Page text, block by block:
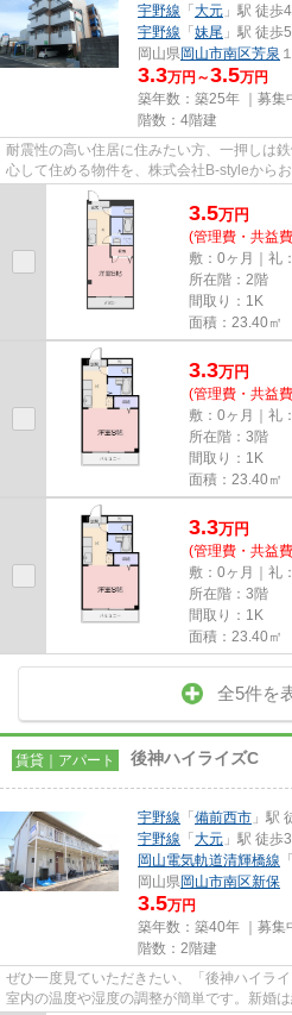
宇野線 「 大元 」駅 徒歩
宇野線 「 妹尾 」駅 徒歩
岡山県岡山市南区芳泉
3.3万円～3.5万円
築年数：築25年 ｜募集
階数：4階建
耐震性の高い住居に住みたい方、一押しは
心して住める物件を、株式会社B-styleから
気軽にご連絡ください。
3.5万円
(管理費・共益
敷：0ヶ月｜礼
所在階：2階
間取り：1K
面積：23.40㎡
3.3万円
(管理費・共益
敷：0ヶ月｜礼
所在階：3階
間取り：1K
面積：23.40㎡
3.3万円
(管理費・共益
敷：0ヶ月｜礼
所在階：3階
間取り：1K
面積：23.40㎡
全5件を
賃貸｜アパート 後神ハイライズC
宇野線 「 備前西市 」駅
宇野線 「 大元 」駅 徒歩
岡山電気軌道清輝橋線 「
岡山県岡山市南区新保
3.5万円
築年数：築40年 ｜募集
階数：2階建
ぜひ一度見ていただきたい、「後神ハイラ
室内の温度や湿度の調整が簡単です。新婚